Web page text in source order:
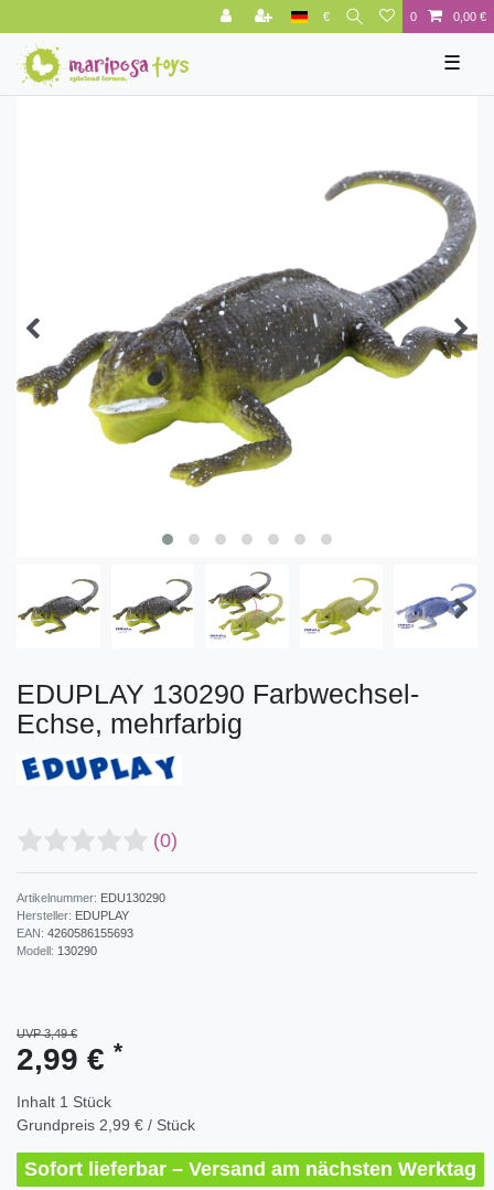
€ 0 0,00 €
☰
EDUPLAY 130290 Farbwechsel-
Echse, mehrfarbig
(0)
Artikelnummer: EDU130290
Hersteller: EDUPLAY
EAN: 4260586155693
Modell: 130290
UVP 3,49 €
2,99 € *
Inhalt 1 Stück
Grundpreis 2,99 € / Stück
Sofort lieferbar – Versand am nächsten Werktag